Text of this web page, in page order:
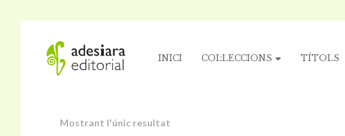
INICI COL·LECCIONS TÍTOLS
Mostrant l'únic resultat